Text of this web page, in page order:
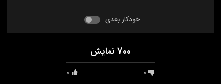
خودکار بعدی
700 نمایش
0 0